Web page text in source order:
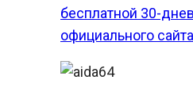
бесплатной 30-
официального